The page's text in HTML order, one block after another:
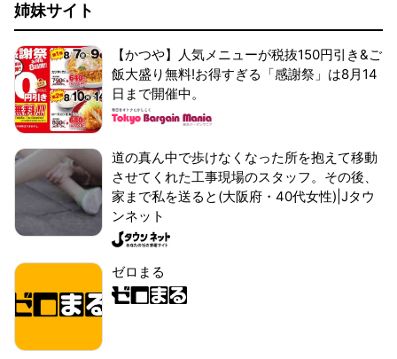
姉妹サイト
【かつや】人気メニューが税抜150円引き&ご
飯大盛り無料!お得すぎる「感謝祭」は8月14
日まで開催中。
道の真ん中で歩けなくなった所を抱えて移動
させてくれた工事現場のスタッフ。その後、
家まで私を送ると(大阪府・40代女性)|Jタウ
ンネット
ゼロまる